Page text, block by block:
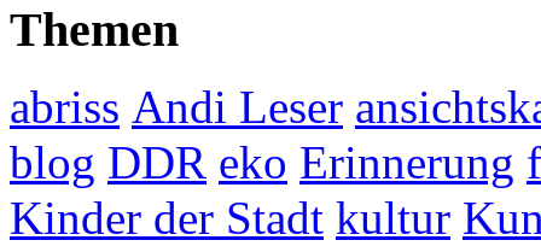
Themen
abriss Andi Leser
blog DDR eko Erinnerung
Kinder der Stadt kultur